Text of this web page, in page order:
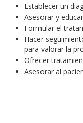
Establecer un
Asesorar y
Formular el
Hacer
para valorar la
Ofrecer
Asesorar al